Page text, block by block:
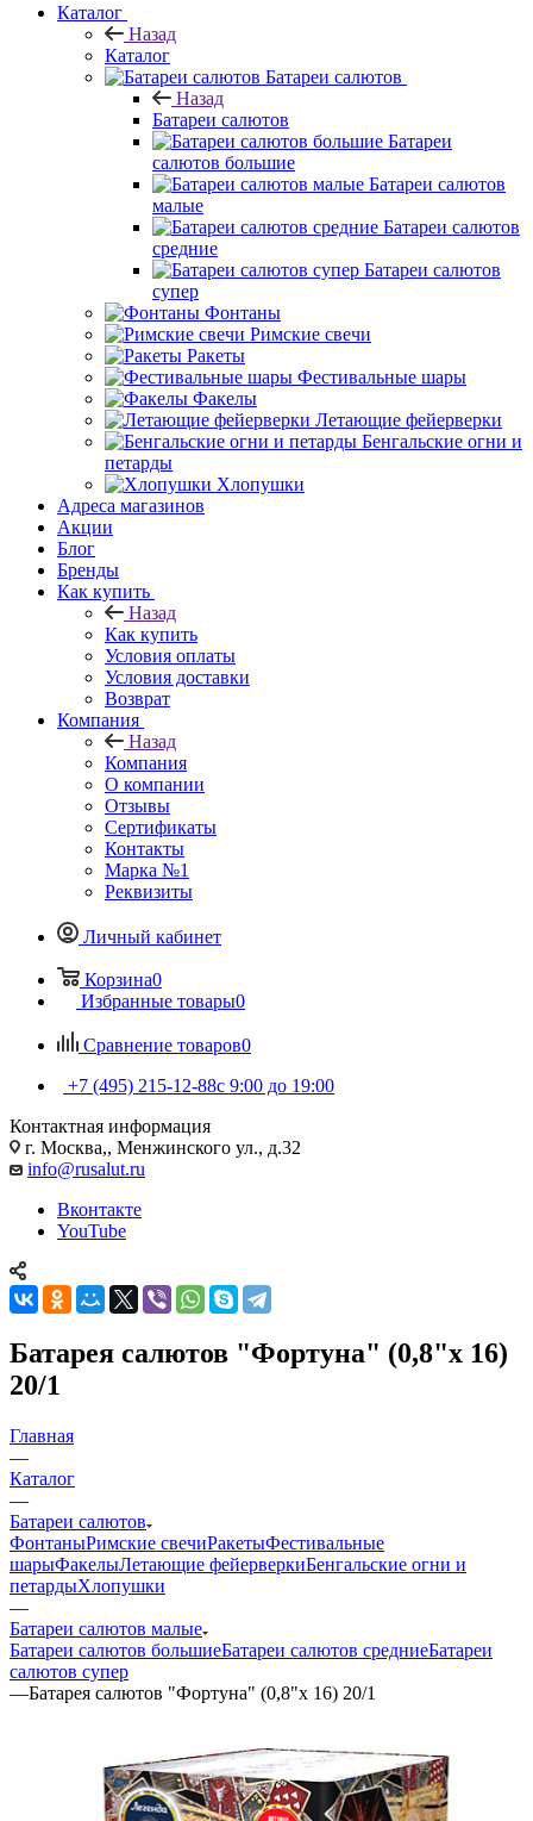
Каталог
Назад
Каталог
Батареи салютов
Назад
Батареи салютов
Батареи
салютов большие
Батареи салютов
малые
Батареи салютов
средние
Батареи салютов
супер
Фонтаны
Римские свечи
Ракеты
Фестивальные шары
Факелы
Летающие фейерверки
Бенгальские огни и
петарды
Хлопушки
Адреса магазинов
Акции
Блог
Бренды
Как купить
Назад
Как купить
Условия оплаты
Условия доставки
Возврат
Компания
Назад
Компания
О компании
Отзывы
Сертификаты
Контакты
Марка №1
Реквизиты
Личный кабинет
Корзина0
Избранные товары0
Сравнение товаров0
+7 (495) 215-12-88c 9:00 до 19:00
Контактная информация
г. Москва,, Менжинского ул., д.32
info@rusalut.ru
Вконтакте
YouTube
Батарея салютов "Фортуна" (0,8"х 16)
20/1
Главная
—
Каталог
—
Батареи салютов
ФонтаныРимские свечиРакетыФестивальные
шарыФакелыЛетающие фейерверкиБенгальские огни и
петардыХлопушки
—
Батареи салютов малые
Батареи салютов большиеБатареи салютов средниеБатареи
салютов супер
—Батарея салютов "Фортуна" (0,8"х 16) 20/1